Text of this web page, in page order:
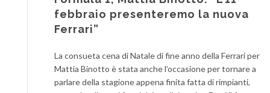
febbraio presenteremo la nuova
Ferrari”
La consueta cena di Natale di fine anno della Ferrari per
Mattia Binotto è stata anche l’occasione per tornare a
parlare della stagione appena finita fatta di rimpianti,